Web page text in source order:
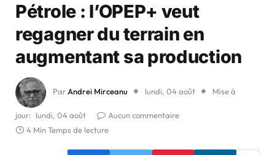
Pétrole : l’OPEP+ veut
regagner du terrain en
augmentant sa production
Par Andrei Mirceanu lundi, 04 août Mise à
jour: lundi, 04 août
Aucun commentaire
4 Min Temps de lecture